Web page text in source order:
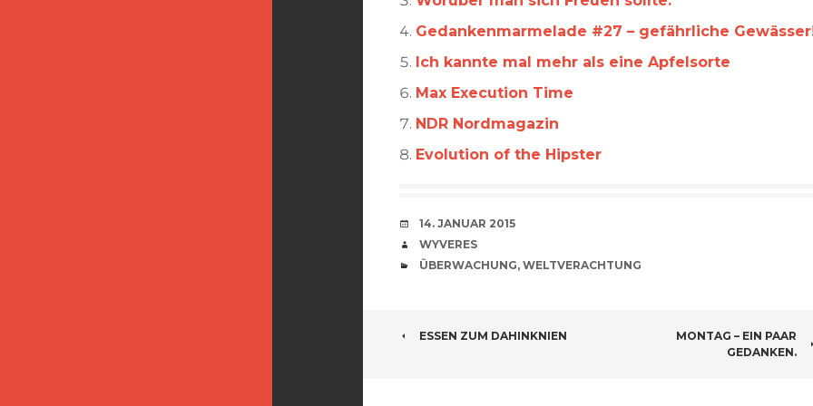
Gedankenmarmelade #27 – gefährliche
Ich kannte mal mehr als eine Apfelsorte
Max Execution Time
NDR Nordmagazin
Evolution of the Hipster
VERABREDUNG
14. JANUAR 2015
VERFASSER
WYVERES
CATEGORIES
ÜBERWACHUNG, WELTVERACHTUNG
BEITRAGSNAVIGATION
ESSEN ZUM DAHINKNIEN
MONTAG – EIN PAAR
GEDANKEN.